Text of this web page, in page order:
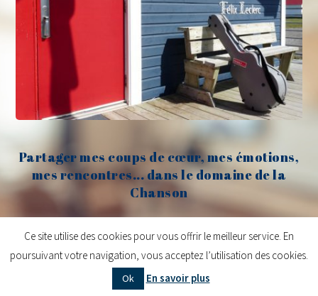
Partager mes coups de cœur, mes émotions,
mes rencontres... dans le domaine de la
Chanson
Claude Fèvre
Claude Fèvre | Chanter c'est lancer des balles
centifoliae|Mentions légales|Contact
Ce site utilise des cookies pour vous offrir le meilleur service. En
poursuivant votre navigation, vous acceptez l’utilisation des cookies.
Ok En savoir plus